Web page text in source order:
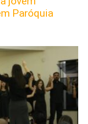
Paróquia